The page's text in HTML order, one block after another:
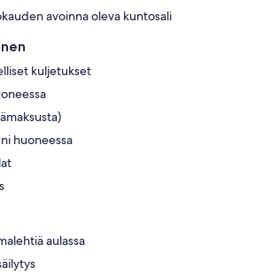
avoinna oleva kuntosali
kuljetukset
huoneessa
aulassa